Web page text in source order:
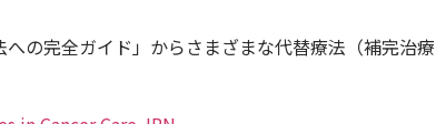
への完全ガイド」からさまざまな代替療法（補完治